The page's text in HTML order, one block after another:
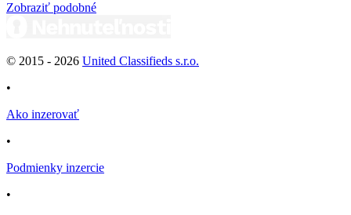
Zobraziť podobné
© 2015 - 2026 United Classifieds s.r.o.
•
Ako inzerovať
•
Podmienky inzercie
•